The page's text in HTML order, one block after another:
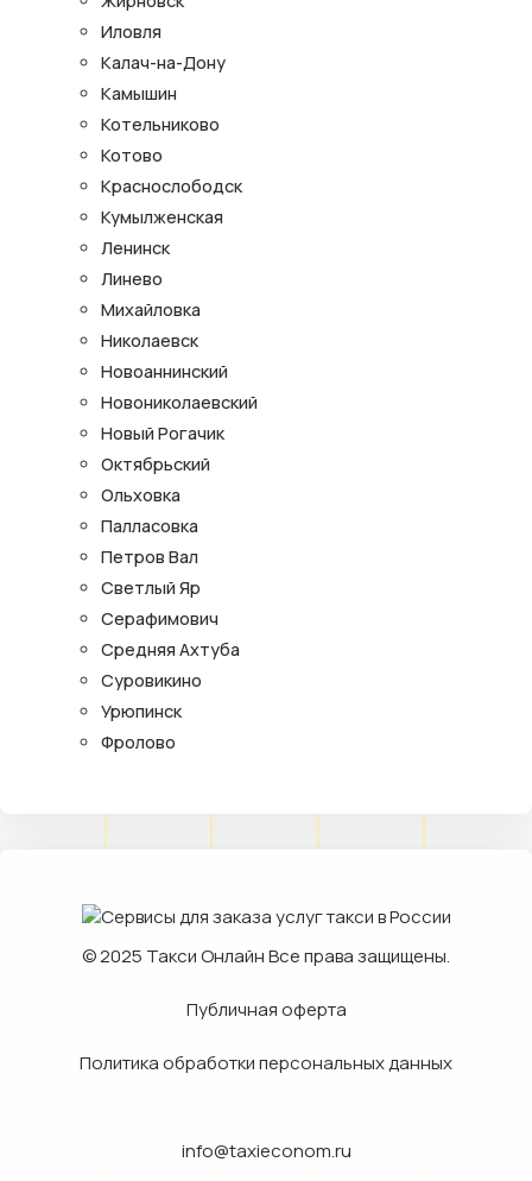
Иловля
Калач-на-Дону
Камышин
Котельниково
Котово
Краснослободск
Кумылженская
Ленинск
Линево
Михайловка
Николаевск
Новоаннинский
Новониколаевский
Новый Рогачик
Октябрьский
Ольховка
Палласовка
Петров Вал
Светлый Яр
Серафимович
Средняя Ахтуба
Суровикино
Урюпинск
Фролово
© 2025 Такси ОнлайнВсе права защищены.
Публичная оферта
Политика обработки персональных данных
info@taxieconom.ru